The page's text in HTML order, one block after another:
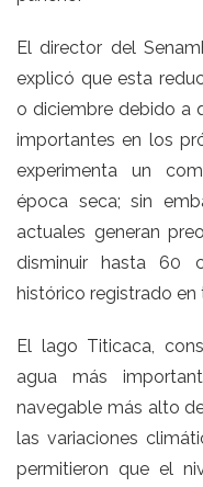
El director del
explicó que esta
o diciembre debido a
importantes en los
experimenta un
época seca; sin
actuales generan
disminuir hasta 60
histórico registrado en
El lago Titicaca,
agua más
navegable más alto
las variaciones
permitieron que el